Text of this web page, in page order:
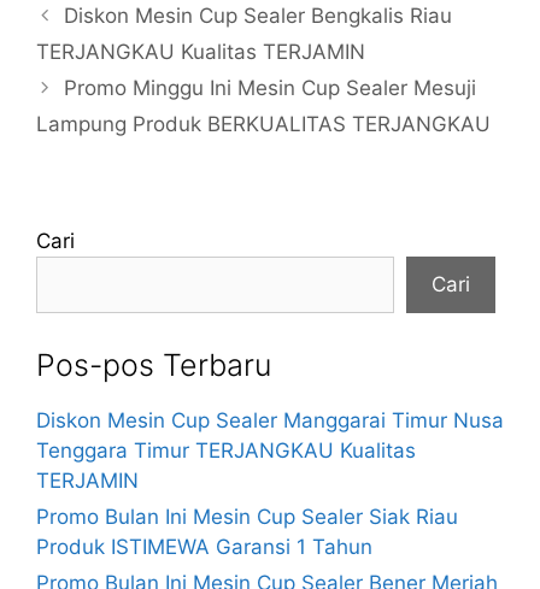
Diskon Mesin Cup Sealer Bengkalis Riau
TERJANGKAU Kualitas TERJAMIN
Promo Minggu Ini Mesin Cup Sealer Mesuji
Lampung Produk BERKUALITAS TERJANGKAU
Cari
Cari
Pos-pos Terbaru
Diskon Mesin Cup Sealer Manggarai Timur Nusa
Tenggara Timur TERJANGKAU Kualitas
TERJAMIN
Promo Bulan Ini Mesin Cup Sealer Siak Riau
Produk ISTIMEWA Garansi 1 Tahun
Promo Bulan Ini Mesin Cup Sealer Bener Meriah